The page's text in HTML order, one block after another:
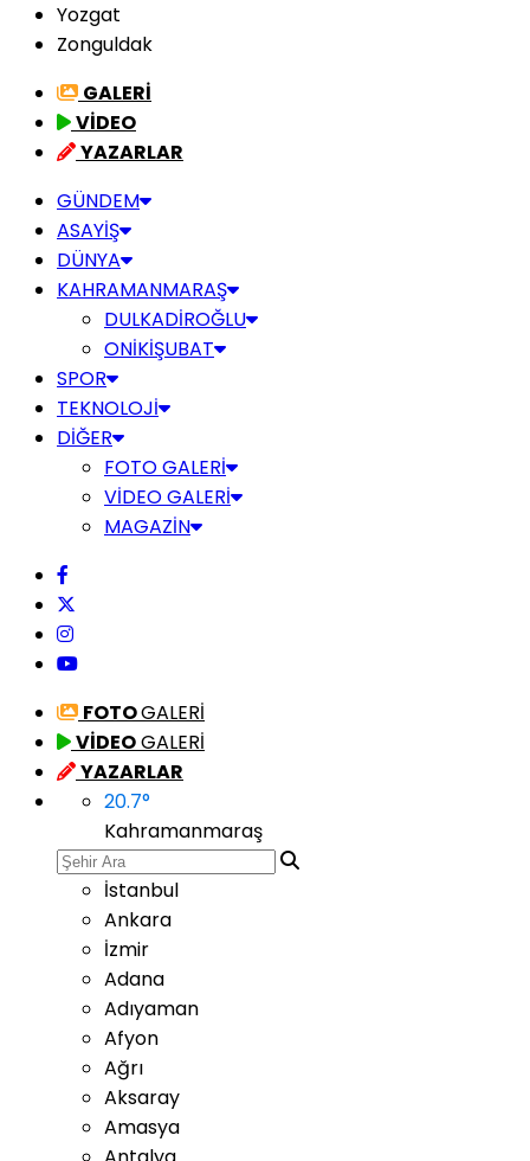
Yozgat
Zonguldak
GALERİ
VİDEO
YAZARLAR
GÜNDEM
ASAYİŞ
DÜNYA
KAHRAMANMARAŞ
DULKADİROĞLU
ONİKİŞUBAT
SPOR
TEKNOLOJİ
DİĞER
FOTO GALERİ
VİDEO GALERİ
MAGAZİN
FOTOGALERİ
VİDEOGALERİ
YAZARLAR
20.7°
Kahramanmaraş
İstanbul
Ankara
İzmir
Adana
Adıyaman
Afyon
Ağrı
Aksaray
Amasya